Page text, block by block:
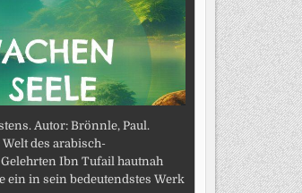
Autor: Brönnle, Paul.
des arabisch-
Ibn Tufail hautnah
ein in sein bedeutendstes Werk